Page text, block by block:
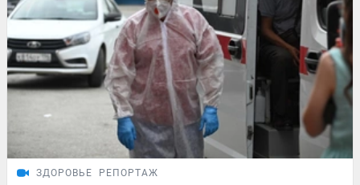
ЗДОРОВЬЕ РЕПОРТАЖ